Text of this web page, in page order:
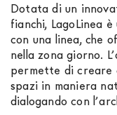
Dotata di un
fianchi, LagoLinea
con una linea, che
nella zona giorno.
permette di creare
spazi in maniera
dialogando con